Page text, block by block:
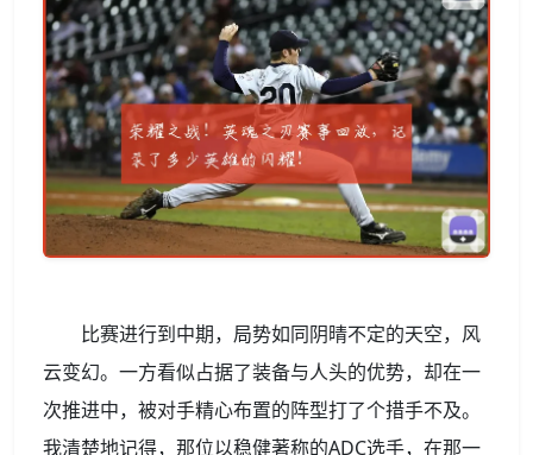
比赛进行到中期，局势如同阴晴不定的天空，风
云变幻。一方看似占据了装备与人头的优势，却在一
次推进中，被对手精心布置的阵型打了个措手不及。
我清楚地记得，那位以稳健著称的ADC选手，在那一